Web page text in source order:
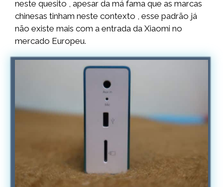
neste quesito , apesar da má fama que as marcas
chinesas tinham neste contexto , esse padrão já
não existe mais com a entrada da Xiaomi no
mercado Europeu.